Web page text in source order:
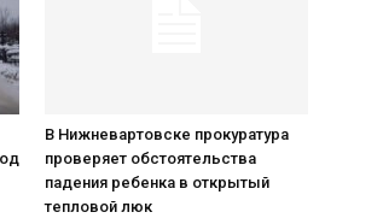
В Нижневартовске прокуратура
проверяет обстоятельства
падения ребенка в открытый
тепловой люк